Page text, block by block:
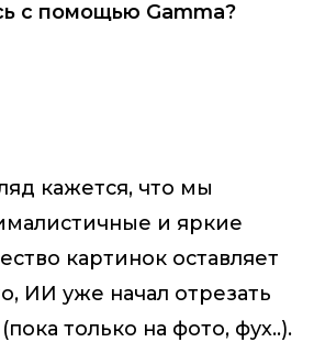
с помощью Gamma?
кажется, что мы
и яркие
картинок оставляет
ИИ уже начал отрезать
только на фото, фух..).